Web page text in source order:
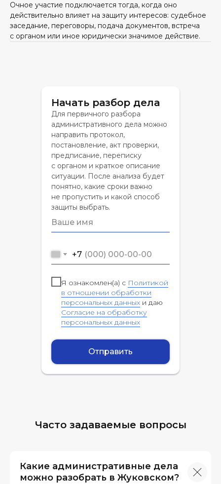
Очное участие подключается тогда, когда оно
действительно влияет на защиту интересов: судебное
заседание, переговоры, подача документов, встреча
с органом или иное юридически значимое действие.
Начать разбор дела
Для первичного разбора
административного дела можно
направить протокол,
постановление, акт проверки,
предписание, переписку
с органом и краткое описание
ситуации. После анализа будет
понятно, какие сроки важно
не пропустить и какой способ
защиты выбрать.
+7
Я ознакомлен(а) с Политикой
в отношении обработки
персональных данных и даю
Согласие на обработку
персональных данных
Отправить
Часто задаваемые вопросы
Какие административные дела
можно разобрать в Жуковском?